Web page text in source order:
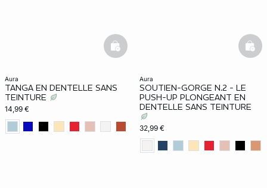
aura
TANGA EN DENTELLE SANS
TEINTURE
14,99 €
basketfull
aura
SOUTIEN-GORGE N.2 - LE
PUSH-UP PLONGEANT EN
DENTELLE SANS TEINTURE
32,99 €